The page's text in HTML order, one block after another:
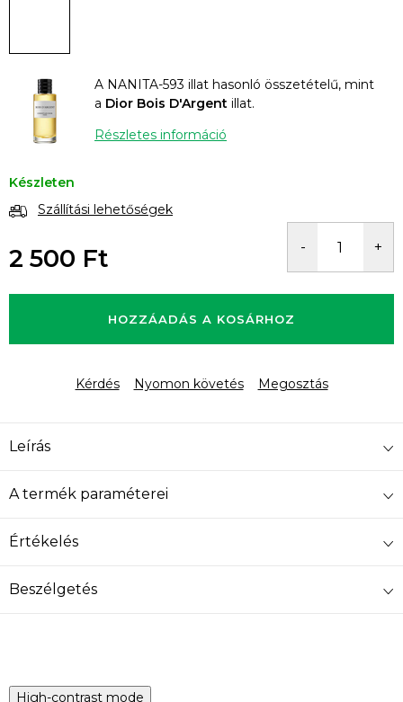
A NANITA-593 illat hasonló összetételű, mint
a Dior Bois D'Argent illat.
Részletes információ
Készleten
Szállítási lehetőségek
2 500 Ft
HOZZÁADÁS A KOSÁRHOZ
Kérdés Nyomon követés Megosztás
Leírás
A termék paraméterei
Értékelés
Beszélgetés
High-contrast mode